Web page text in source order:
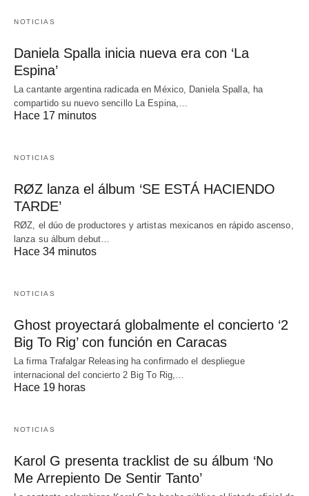
NOTICIAS
Daniela Spalla inicia nueva era con ‘La
Espina’
La cantante argentina radicada en México, Daniela Spalla, ha
compartido su nuevo sencillo La Espina,…
Hace 17 minutos
NOTICIAS
RØZ lanza el álbum ‘SE ESTÁ HACIENDO
TARDE’
RØZ, el dúo de productores y artistas mexicanos en rápido ascenso,
lanza su álbum debut…
Hace 34 minutos
NOTICIAS
Ghost proyectará globalmente el concierto ‘2
Big To Rig’ con función en Caracas
La firma Trafalgar Releasing ha confirmado el despliegue
internacional del concierto 2 Big To Rig,…
Hace 19 horas
NOTICIAS
Karol G presenta tracklist de su álbum ‘No
Me Arrepiento De Sentir Tanto’